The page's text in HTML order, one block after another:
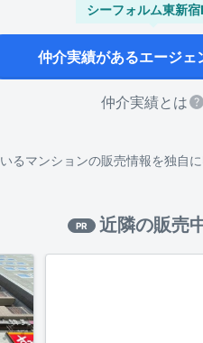
シーフォルム東新宿
仲介実績があるエージェ
仲介実績とは
るマンションの販売情報を独自
PR 近隣の販売